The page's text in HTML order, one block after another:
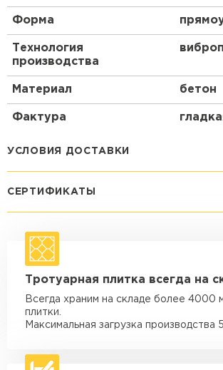
Форма
Технология
производства
Материал бетон
Фактура
УСЛОВИЯ ДОСТАВКИ
макс. длина груза 4 м
Машина - 1,5 тн до 20 м3
макс. длина груза 4 м
Машина - 3,5 тн до 30 м3
макс. длина груза 6 м
макс. длина груза 6 м
СЕРТИФИКАТЫ
Тротуарная плитка всегда на
Всегда храним на складе более 4000
плитки.
Максимальная загрузка производства